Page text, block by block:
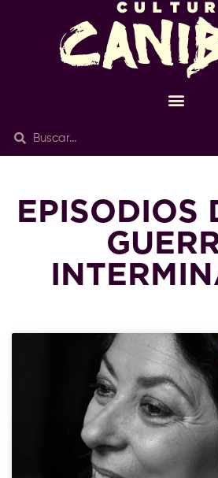
EPISODIOS